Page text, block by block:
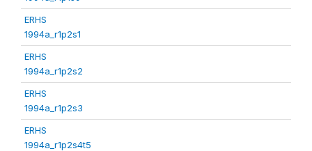
ERHS
1994a_r1p2s1
ERHS
1994a_r1p2s2
ERHS
1994a_r1p2s3
ERHS
1994a_r1p2s4t5